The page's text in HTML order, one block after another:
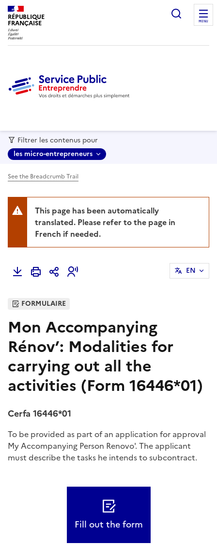
RÉPUBLIQUE
FRANÇAISE MENU
Filtrer les contenus pour
les micro-entrepreneurs
See the Breadcrumb Trail
This page has been automatically
translated. Please refer to the page in
French if needed.
EN
FORMULAIRE
Mon Accompanying
Rénov’: Modalities for
carrying out all the
activities (Form 16446*01)
Cerfa 16446*01
To be provided as part of an application for approval
My Accompanying Person Renovo'. The applicant
must describe the tasks he intends to subcontract.
Fill out the form